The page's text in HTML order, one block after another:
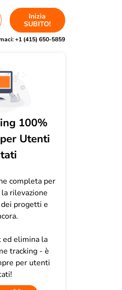
Inizia
SUBITO!
+1 (415) 650-5859
100%
Utenti
completa per
rilevazione
progetti e
ed elimina la
tracking - è
per utenti